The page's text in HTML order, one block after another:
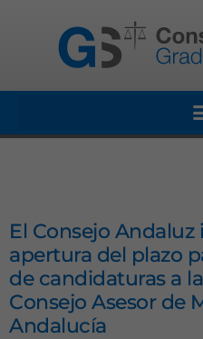
El Consejo
apertura del plazo
de candidaturas a
Consejo Asesor de
Andalucía